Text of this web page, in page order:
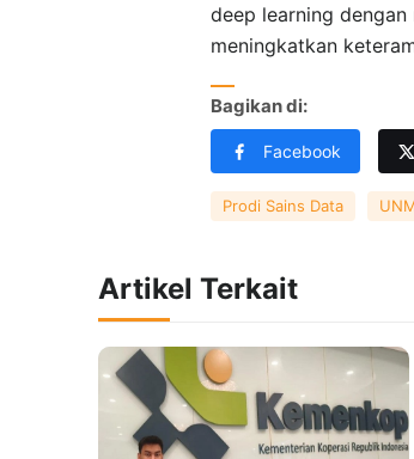
deep learning
meningkatkan
Bagikan di:
Facebook
Prodi Sains Data
Artikel Terkait